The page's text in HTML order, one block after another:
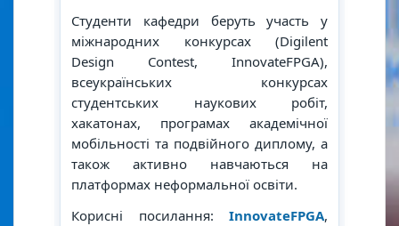
Студенти кафедри беруть участь у
міжнародних конкурсах (Digilent
Design Contest, InnovateFPGA),
всеукраїнських конкурсах
студентських наукових робіт,
хакатонах, програмах академічної
мобільності та подвійного диплому, а
також активно навчаються на
платформах неформальної освіти.
Корисні посилання: InnovateFPGA,